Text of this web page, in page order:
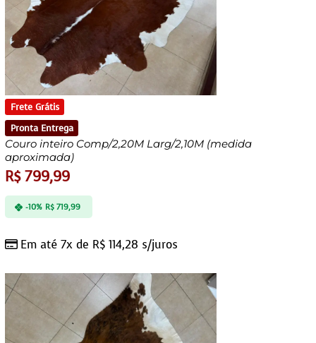
Frete Grátis
Pronta Entrega
Couro inteiro Comp/2,20M Larg/2,10M (medida
aproximada)
R$799,99
Em até 7x de R$ 114,28 s/juros
-10% R$719,99